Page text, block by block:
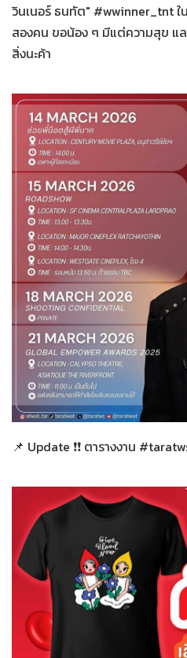
วินเนอร์ ธนทัต" #wwinner_tnt
สองคน ขอน้อง ๆ มีแต่ความสุข แ
สิ่งนะค้า
14-03-2569 ทั่วไป
📌 Update ❗❗ ตารางงาน